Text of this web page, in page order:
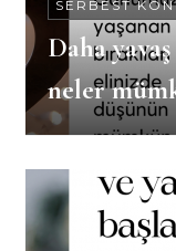
SERBEST
Daha
neler